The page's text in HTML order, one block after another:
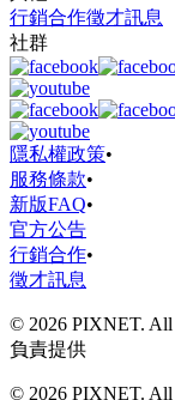
行銷合作徵才訊息
社群
隱私權政策•
服務條款•
新版FAQ•
官方公告
行銷合作•
徵才訊息
© 2026 PIXNET. All
負責提供
© 2026 PIXNET. All